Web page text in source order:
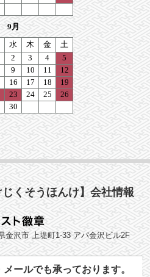
くそうほんけ】会社情報
金沢市 上堤町1-33 アパ金沢ビル2F
ールでも承っております。